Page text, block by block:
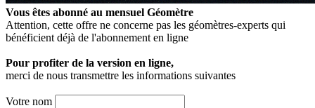
Vous êtes abonné au mensuel Géomètre
Attention, cette offre ne concerne pas les géomètres-experts qui
bénéficient déjà de l'abonnement en ligne
Pour profiter de la version en ligne,
merci de nous transmettre les informations suivantes
Votre nom